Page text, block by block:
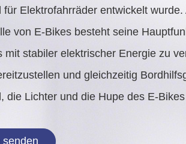
für Elektrofahrräder entwickelt wurde.
von E-Bikes besteht seine
mit stabiler elektrischer Energie zu
und gleichzeitig
die Lichter und die Hupe des E-